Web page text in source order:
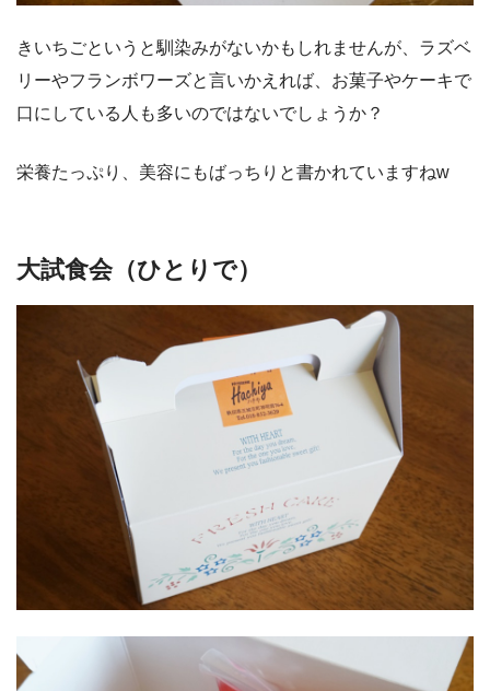
きいちごというと馴染みがないかもしれませんが、ラズベ
リーやフランボワーズと言いかえれば、お菓子やケーキで
口にしている人も多いのではないでしょうか？
栄養たっぷり、美容にもばっちりと書かれていますねw
大試食会（ひとりで）